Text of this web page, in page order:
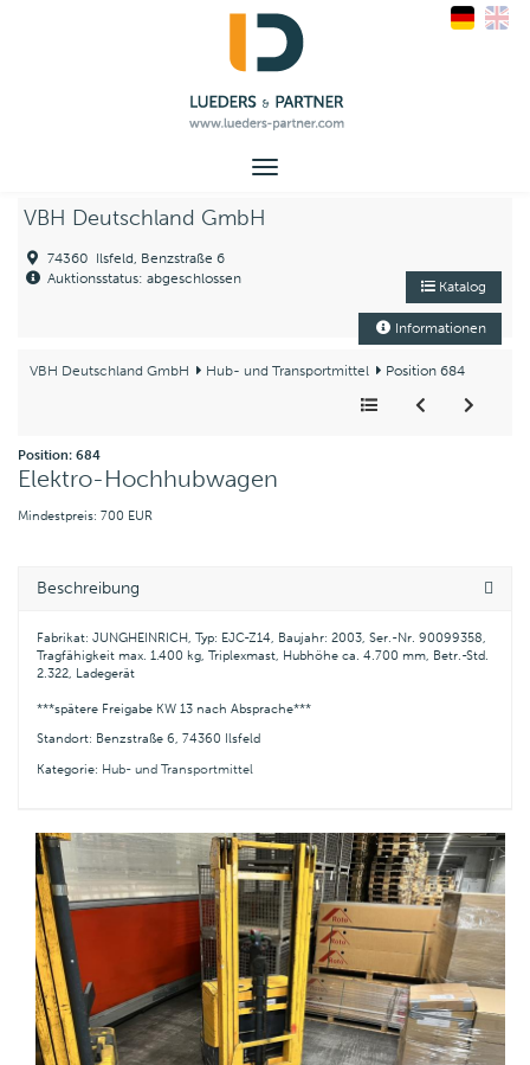
Toggle
VBH Deutschland GmbH
74360 Ilsfeld, Benzstraße 6
Auktionsstatus: abgeschlossen
Katalog
Informationen
VBH Deutschland GmbH Hub- und Transportmittel Position 684
Position: 684
Elektro-Hochhubwagen
Mindestpreis: 700 EUR
Beschreibung
Fabrikat: JUNGHEINRICH, Typ: EJC-Z14, Baujahr: 2003, Ser.-Nr. 90099358,
Tragfähigkeit max. 1.400 kg, Triplexmast, Hubhöhe ca. 4.700 mm, Betr.-Std.
2.322, Ladegerät
***spätere Freigabe KW 13 nach Absprache***
Standort: Benzstraße 6, 74360 Ilsfeld
Kategorie: Hub- und Transportmittel